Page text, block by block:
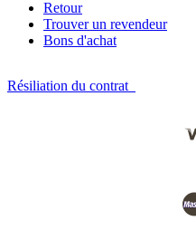
Retour
Trouver un revendeur
Bons d'achat
Résiliation du contrat